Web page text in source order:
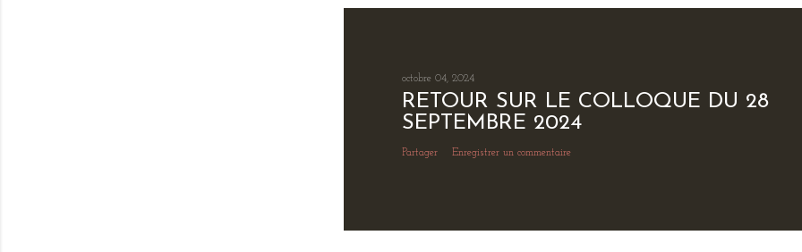
octobre 04, 2024
RETOUR SUR LE COLLOQUE DU 28
SEPTEMBRE 2024
Partager Enregistrer un commentaire